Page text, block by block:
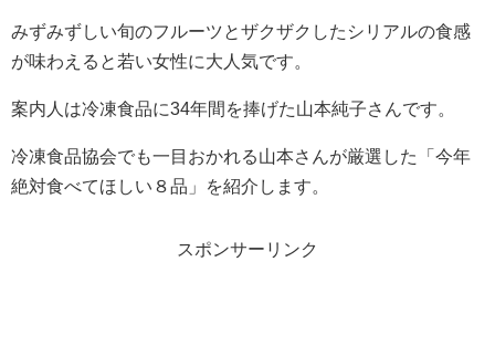
みずみずしい旬のフルーツとザクザクしたシリアルの食感
が味わえると若い女性に大人気です。
案内人は冷凍食品に34年間を捧げた山本純子さんです。
冷凍食品協会でも一目おかれる山本さんが厳選した「今年
絶対食べてほしい８品」を紹介します。
スポンサーリンク